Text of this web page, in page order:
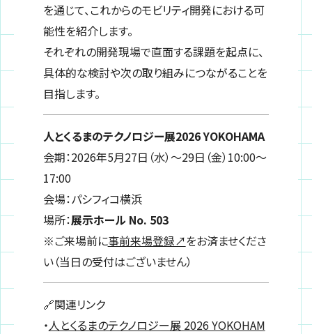
を通じて、これからのモビリティ開発における可
能性を紹介します。
それぞれの開発現場で直面する課題を起点に、
具体的な検討や次の取り組みにつながることを
目指します。
人とくるまのテクノロジー展2026 YOKOHAMA
会期：2026年5月27日（水）～29日（金）10:00～
17:00
会場：パシフィコ横浜
場所：展示ホール No. 503
※ご来場前に事前来場登録↗をお済ませくださ
い（当日の受付はございません）
🔗関連リンク
・人とくるまのテクノロジー展 2026 YOKOHAM